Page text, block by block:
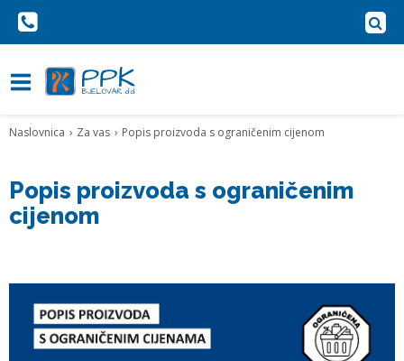
Naslovnica Za vas Popis proizvoda s ograničenim cijenom
Popis proizvoda s ograničenim
cijenom